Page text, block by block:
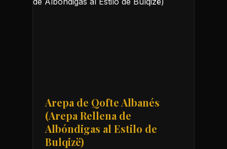
Arepa de Qofte Albanés
(Arepa Rellena de
Albóndigas al Estilo de
Bulqizë)